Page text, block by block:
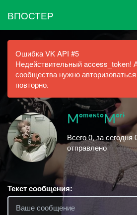
ВПОСТЕР
Ошибка VK API #5
Недействительный access_token!
сообщества нужно
повторно.
MᵒᵐᵉᶰᵗᵒMᵒʳᶤ
Всего 0, за
отправлено
Текст сообщения: